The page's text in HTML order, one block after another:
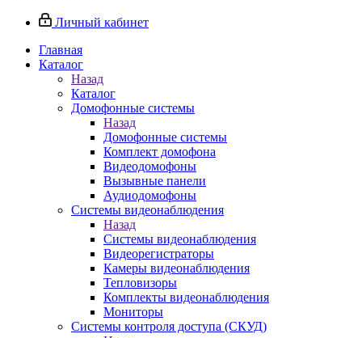
Личный кабинет
Главная
Каталог
Назад
Каталог
Домофонные системы
Назад
Домофонные системы
Комплект домофона
Видеодомофоны
Вызывные панели
Аудиодомофоны
Системы видеонаблюдения
Назад
Системы видеонаблюдения
Видеорегистраторы
Камеры видеонаблюдения
Тепловизоры
Комплекты видеонаблюдения
Мониторы
Системы контроля доступа (СКУД)